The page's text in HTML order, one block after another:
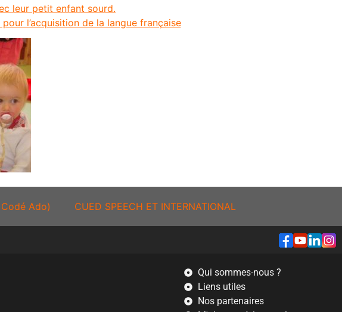
leur petit enfant sourd.
pour l’acquisition de la langue française
Ado) CUED SPEECH ET INTERNATIONAL
Qui sommes-nous ?
Liens utiles
Nos partenaires